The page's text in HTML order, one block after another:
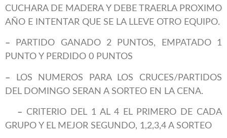
CUCHARA DE MADERA Y DEBE TRAERLA PROXIMO
AÑO E INTENTAR QUE SE LA LLEVE OTRO EQUIPO.
– PARTIDO GANADO 2 PUNTOS, EMPATADO 1
PUNTO Y PERDIDO 0 PUNTOS
– LOS NUMEROS PARA LOS CRUCES/PARTIDOS
DEL DOMINGO SERAN A SORTEO EN LA CENA.
– CRITERIO DEL 1 AL 4 EL PRIMERO DE CADA
GRUPO Y EL MEJOR SEGUNDO, 1,2,3,4 A SORTEO